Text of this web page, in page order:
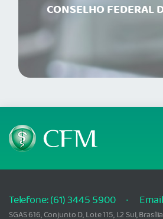
CONSELHO FEDERAL
Telefone: (61) 3445 5900
SGAS 616, Conjunto D, Lote 115, L2 Sul,